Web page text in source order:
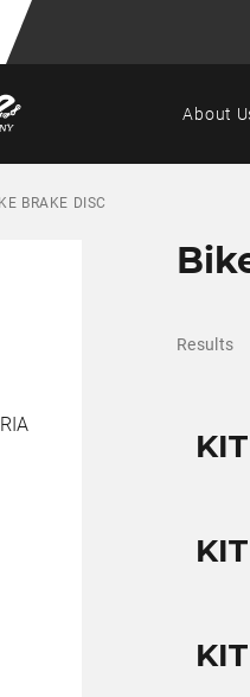
About
BRAKE DISC
Results